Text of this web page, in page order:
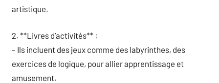
artistique.
2. **Livres d’activités** :
– Ils incluent des jeux comme des labyrinthes, des
exercices de logique, pour allier apprentissage et
amusement.